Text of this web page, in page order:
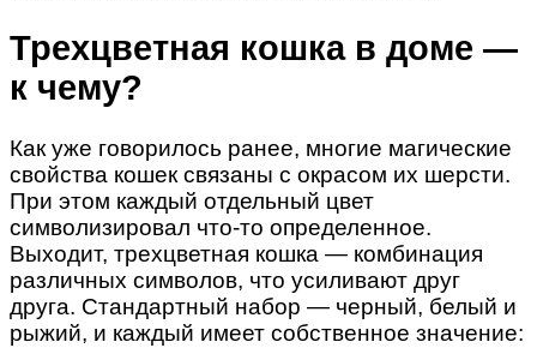
Трехцветная кошка в доме —
к чему?
Как уже говорилось ранее, многие магические
свойства кошек связаны с окрасом их шерсти.
При этом каждый отдельный цвет
символизировал что-то определенное.
Выходит, трехцветная кошка — комбинация
различных символов, что усиливают друг
друга. Стандартный набор — черный, белый и
рыжий, и каждый имеет собственное значение: